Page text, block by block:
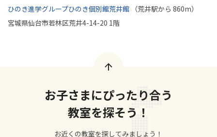
ひのき進学グループひのき個別館荒井館
（荒井駅から 860m）
宮城県仙台市若林区荒井4-14-20 1階
お子さまにぴったり合う
教室を探そう！
お近くの教室を探してみましょう！